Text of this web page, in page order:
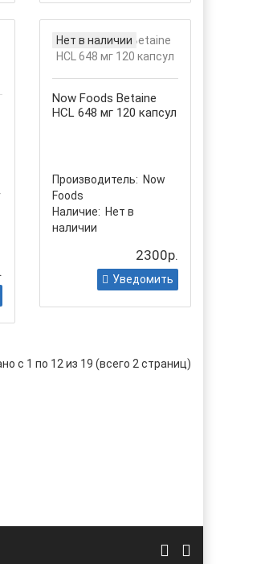
Нет в наличии
Now Foods Betaine
HCL 648 мг 120 капсул
Производитель: Now
Foods
Наличие: Нет в
наличии
2300р.
Уведомить
с 1 по 12 из 19 (всего 2 страниц)